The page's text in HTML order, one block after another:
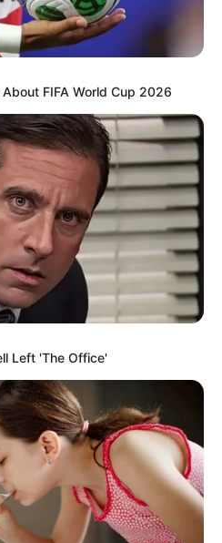
FIFA World Cup 2026
Left 'The Office'